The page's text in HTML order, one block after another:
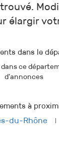
élargir
dans le
ce
d'annonces
à
du-Rhône